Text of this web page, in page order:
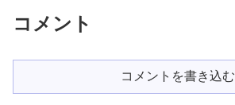
コメント
コメントを書き込む